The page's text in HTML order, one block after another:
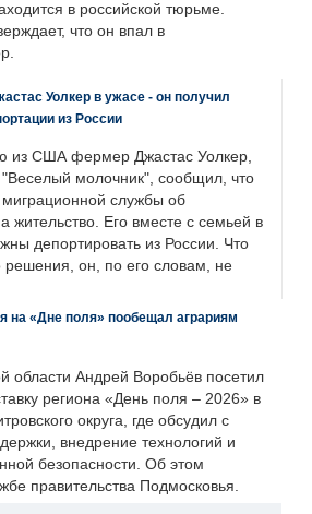
в российской тюрьме.
что он впал в
Уолкер в ужасе - он получил
из России
из США фермер Джастас Уолкер,
"Веселый молочник", сообщил, что
службы об
жительство. Его вместе с семьей в
депортировать из России. Что
решения, он, по его словам, не
на «Дне поля» пообещал аграриям
области Андрей Воробьёв посетил
региона «День поля – 2026» в
округа, где обсудил с
внедрение технологий и
безопасности. Об этом
правительства Подмосковья.